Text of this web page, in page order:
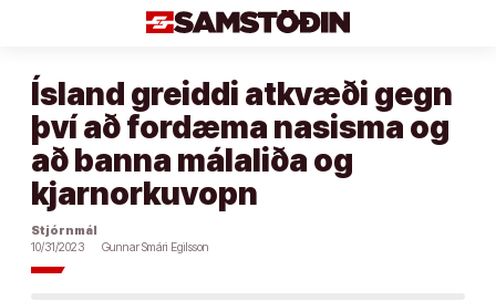
Ísland greiddi atkvæði gegn
því að fordæma nasisma og
að banna málaliða og
kjarnorkuvopn
Stjórnmál
10/31/2023
Gunnar Smári Egilsson